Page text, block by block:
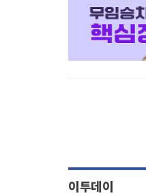
이투데이